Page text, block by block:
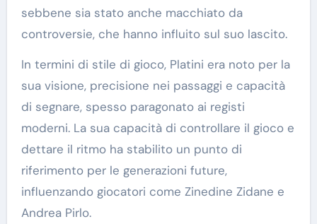
sebbene sia stato anche macchiato da
controversie, che hanno influito sul suo lascito.
In termini di stile di gioco, Platini era noto per la
sua visione, precisione nei passaggi e capacità
di segnare, spesso paragonato ai registi
moderni. La sua capacità di controllare il gioco e
dettare il ritmo ha stabilito un punto di
riferimento per le generazioni future,
influenzando giocatori come Zinedine Zidane e
Andrea Pirlo.